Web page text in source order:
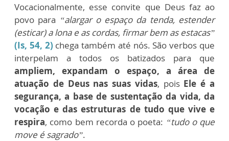
Vocacionalmente, esse convite que Deus faz ao
povo para “alargar o espaço da tenda, estender
(esticar) a lona e as cordas, firmar bem as estacas”
(Is, 54, 2) chega também até nós. São verbos que
interpelam a todos os batizados para que
ampliem, expandam o espaço, a área de
atuação de Deus nas suas vidas, pois Ele é a
segurança, a base de sustentação da vida, da
vocação e das estruturas de tudo que vive e
respira, como bem recorda o poeta: “tudo o que
move é sagrado”.